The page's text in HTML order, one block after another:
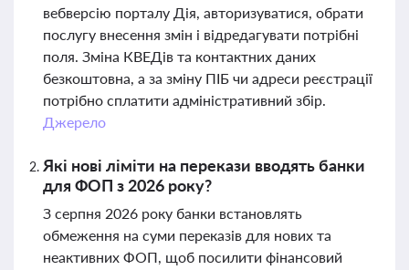
вебверсію порталу Дія, авторизуватися, обрати
послугу внесення змін і відредагувати потрібні
поля. Зміна КВЕДів та контактних даних
безкоштовна, а за зміну ПІБ чи адреси реєстрації
потрібно сплатити адміністративний збір.
Джерело
Які нові ліміти на перекази вводять банки
для ФОП з 2026 року?
З серпня 2026 року банки встановлять
обмеження на суми переказів для нових та
неактивних ФОП, щоб посилити фінансовий